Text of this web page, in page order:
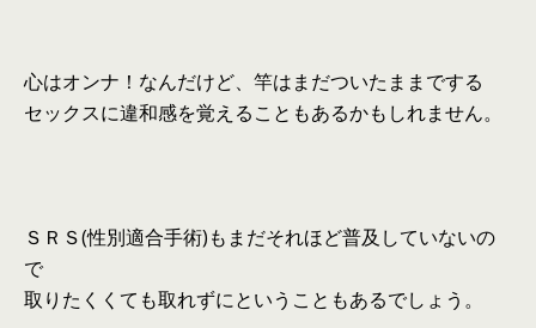
心はオンナ！なんだけど、竿はまだついたままでする
セックスに違和感を覚えることもあるかもしれません。
ＳＲＳ(性別適合手術)もまだそれほど普及していないの
で
取りたくくても取れずにということもあるでしょう。